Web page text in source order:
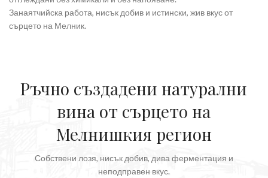
Занаятчийска работа, нисък добив и истински, жив вкус от
сърцето на Мелник.
Ръчно създадени натурални
вина от сърцето на
Мелнишкия регион
Собствени лозя, нисък добив, дива ферментация и
неподправен вкус.